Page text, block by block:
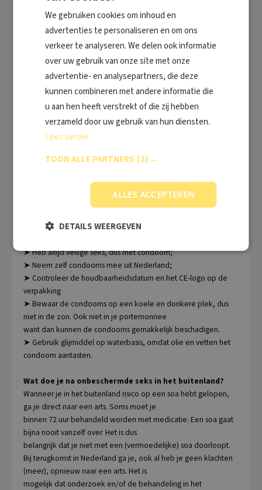
Daardoor is hiv makkelijker over te dragen.
Het is mogelijk verschillende soa tegelijkertijd te hebben.
Prostitutie
Soa komen bij prostituees in niet-westerse landen veel voor.
Het aantal met hiv geïnfecteerde
prostituees verschilt per land en is soms erg hoog. Er zijn landen
waar prostituees door geld- en
kennisgebrek of onder dwang toegeven aan riskant seksueel
gedrag.
sekswerkers werken soms in uitgaanscentra,
prostituee te maken hebt. Ook bij
zakentransacties worden vaak (onverwacht) prostituees
➤ Heb altijd veilige seks, dus met condoom;
➤ Neem zelf condooms mee uit Nederland;
➤ Controleer de houdbaarheidsdatum en het CE-logo op de
verpakking
➤ Bewaar de condooms op een koele en donkere plek, dus
niet in de zon. Ook niet in je portemonnee
want dan kunnen de condooms gemakkelijk beschadigen.
➤ Gebruik glijmiddel op waterbasis, omdat olie en vetten het
condoom aantasten.
Wat doe je na onbeschermde seks in het buitenland?
Wanneer je in het buitenland risico op een soa hebt gelopen,
ga je direct naar een arts. Soms moet je
binnen 72 uur behandeld worden met medicatie. Een soa gaat
bijna nooit vanzelf over. Het is dus
belangrijk dat je niet met een (vermoedelijke) soa doorloopt.
Bij terugkomst in Nederland ga je, ook al heb je geen klachten
(meer), opnieuw naar een arts. Het is
mogelijk dat onderzoek en/of de behandeling in het
We gebruiken cookies om inhoud en
advertenties te personaliseren en om ons
verkeer te analyseren. We delen ook informatie
over uw gebruik van onze site met onze
advertentie- en analysepartners, die deze
kunnen combineren met andere informatie die
u aan hen heeft verstrekt of die zij hebben
verzameld door uw gebruik van hun diensten.
Lees verder
TOON ALLE PARTNERS (2) →
ALLES ACCEPTEREN
DETAILS WEERGEVEN